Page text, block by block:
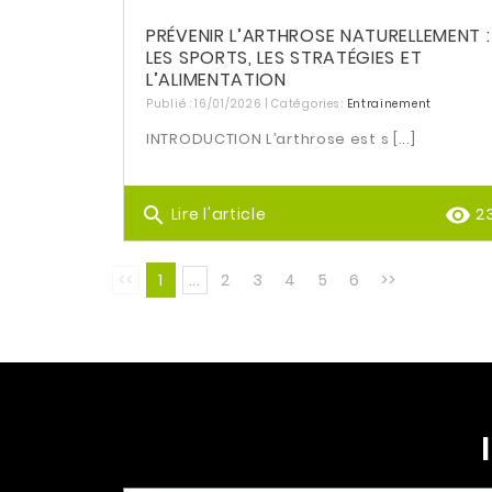
PRÉVENIR L’ARTHROSE NATURELLEMENT :
LES SPORTS, LES STRATÉGIES ET
L’ALIMENTATION
Publié : 16/01/2026 | Catégories : Entrainement
INTRODUCTION L’arthrose est s [...]
search Lire l'article remove_red_eye
<< 1 ... 2 3 4 5 6 >>